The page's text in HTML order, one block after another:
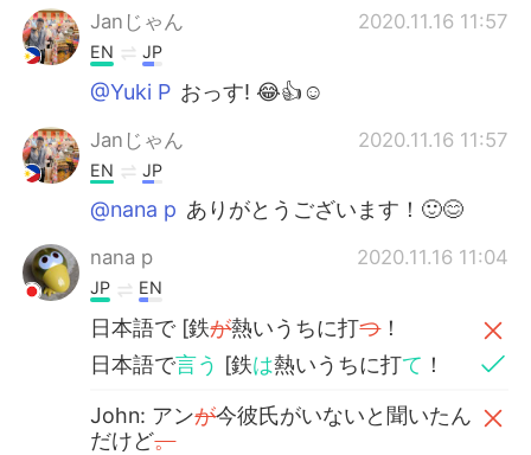
Janじゃん 2020.11.16 11:57
EN JP
@Yuki P おっす! 😂👍☺️
Janじゃん 2020.11.16 11:57
EN JP
@nana p ありがとうございます！🙂😊
nana p 2020.11.16 11:04
JP EN
日本語で [鉄が熱いうちに打つ！
日本語で言う [鉄は熱いうちに打て ！
John: アンが今彼氏がいないと聞いたん
だけど。